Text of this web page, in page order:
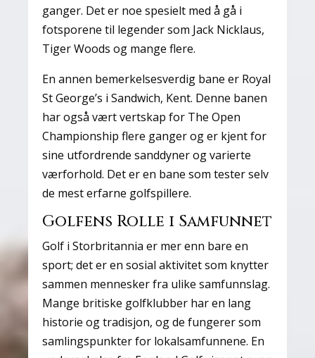
ganger. Det er noe spesielt med å gå i
fotsporene til legender som Jack Nicklaus,
Tiger Woods og mange flere.
En annen bemerkelsesverdig bane er Royal
St George’s i Sandwich, Kent. Denne banen
har også vært vertskap for The Open
Championship flere ganger og er kjent for
sine utfordrende sanddyner og varierte
værforhold. Det er en bane som tester selv
de mest erfarne golfspillere.
Golfens Rolle i Samfunnet
Golf i Storbritannia er mer enn bare en
sport; det er en sosial aktivitet som knytter
sammen mennesker fra ulike samfunnslag.
Mange britiske golfklubber har en lang
historie og tradisjon, og de fungerer som
samlingspunkter for lokalsamfunnene. En